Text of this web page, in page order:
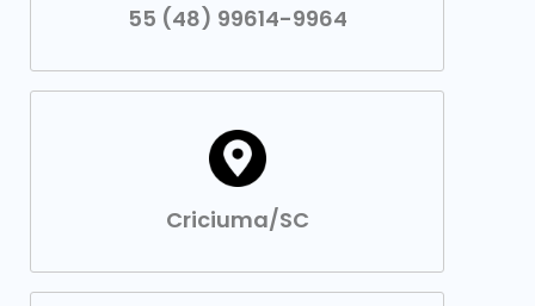
55 (48) 99614-9964
Criciuma/SC